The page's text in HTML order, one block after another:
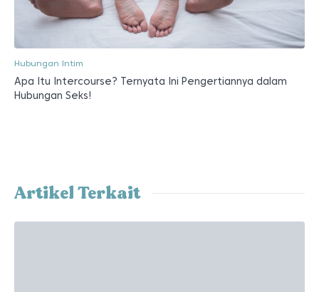
Hubungan Intim
Apa Itu Intercourse? Ternyata Ini Pengertiannya dalam
Hubungan Seks!
Artikel Terkait